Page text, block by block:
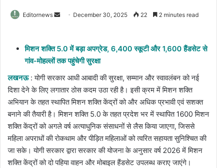
Editornews
Send December 30, 2025 22 2 minutes read
मिशन शक्ति 5.0 में बड़ा अपग्रेड, 6,400 स्कूटी और 1,600 हैंडसेट से
गांव-मोहल्लों तक पहुंचेगी सुरक्षा
लखनऊ : योगी सरकार आधी आबादी की सुरक्षा, सम्मान और स्वावलंबन को नई
दिशा देने के लिए लगातार ठोस कदम उठा रही है। इसी क्रम में मिशन शक्ति
अभियान के तहत स्थापित मिशन शक्ति केंद्रों को और अधिक प्रभावी एवं सशक्त
बनाने की तैयारी है। मिशन शक्ति 5.0 के तहत प्रदेश भर में स्थापित 1600 मिशन
शक्ति केंद्रों को अगले वर्ष अत्याधुनिक संसाधनों से लैस किया जाएगा, जिससे
महिला अपराधों की रोकथाम और पीड़ित महिलाओं को त्वरित सहायता सुनिश्चित की
जा सके। योगी सरकार द्वारा सरकार की योजना के अनुसार वर्ष 2026 में मिशन
शक्ति केंद्रों को दो पहिया वाहन और मोबाइल हैंडसेट उपलब्ध कराए जाएंगे।